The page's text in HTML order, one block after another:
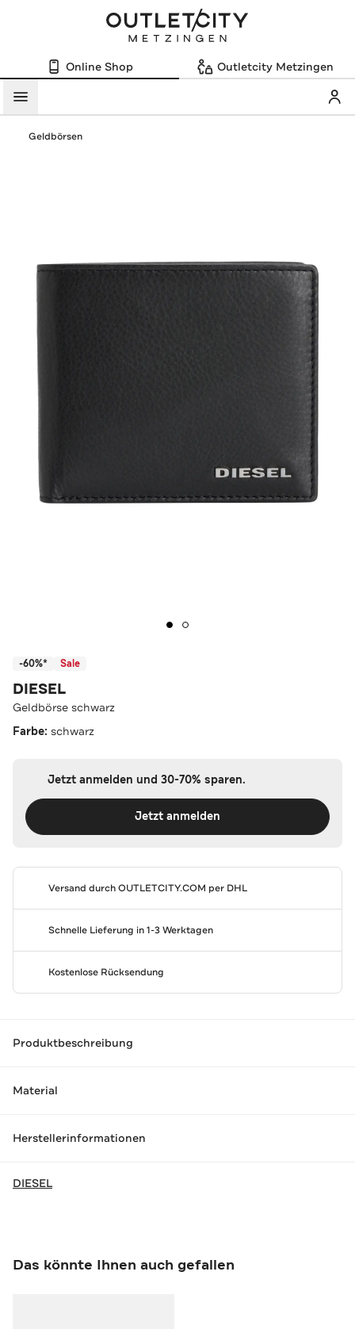
Online Shop Outletcity Metzingen
Menü
Geldbörsen
-60%* Sale
DIESEL
Geldbörse schwarz
Farbe: schwarz
Jetzt anmelden und 30-70% sparen.
Jetzt anmelden
Versand durchOUTLETCITY.COM per DHL
Schnelle Lieferung in 1-3 Werktagen
Kostenlose Rücksendung
Produktbeschreibung
Material
Herstellerinformationen
DIESEL
Das könnte Ihnen auch gefallen